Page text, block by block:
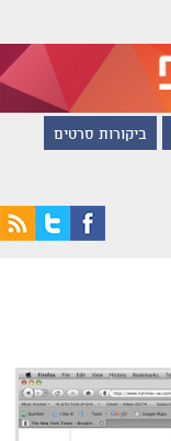
ביקורות סרטים